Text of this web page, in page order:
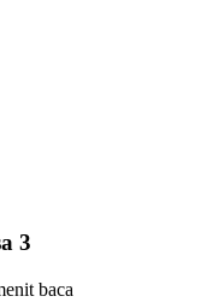
3
baca